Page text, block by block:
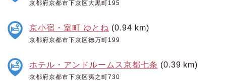
京都府京都市下京区大黒町195
京小宿・室町 ゆとね (0.94 km)
京都府京都市下京区徳万町199
ホテル・アンドルームス京都七条 (0.39 km)
京都府京都市下京区夷之町730